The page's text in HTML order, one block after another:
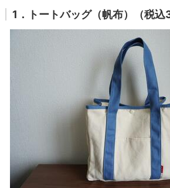
1．トートバッグ（帆布）（税込